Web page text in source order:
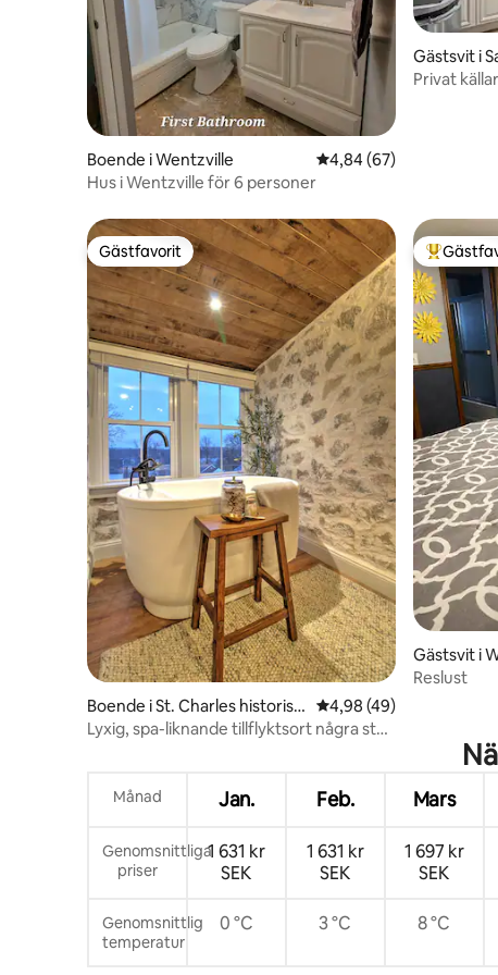
Boende i Wentzville 4,84 av 5 i
4,84 (67)
Hus i Wentzville för 6 personer
Gästsvit i
Privat
Gästfavorit
Gästfavorit
Boende i St. Charles historisk
a distrikt
4,98 av 5 i
4,98 (49)
Lyxig, spa-liknande tillflyktsort några steg
Populär
Gästsvit i
Reslust
Månad Jan. Feb. Mars
Genomsnittliga
priser
1 631 kr
SEK
1 631 kr
SEK
1 697 kr
SEK
Genomsnittlig
temperatur
0 °C 3 °C 8 °C